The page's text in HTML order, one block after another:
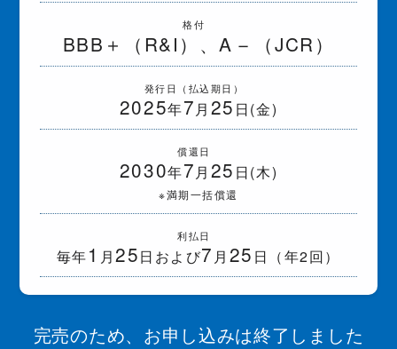
格付
BBB＋（R&I）、A － （JCR）
発行日（払込期日）
2025年7月 25 日(金)
償還日
2030年7月 25 日(木)
※満期一括償還
利払日
毎年1 月25日および7 月 25 日（年2回）
完売のため、お申し込みは終了しました